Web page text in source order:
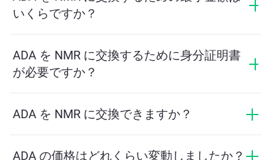
争力のあるレートを提供しており、最終金額は取引を
確認する前に表示されます。
いくらですか？
ります。プラットフォームはスムーズな取引を保証す
るために必要な最小額を自動的に計算します。ただ
し、ほとんどの場合、最小金額は2ドル相当です。
ADA を NMR に交換するために身分証明書
が必要ですか？
速で匿名です。ただし、ChangeNOW Proにログインし
ADA を NMR に交換できますか？
にも交換できます。さらに、ChangeNOWはマルチチェ
ADA の価格はどれくらい変動しましたか？